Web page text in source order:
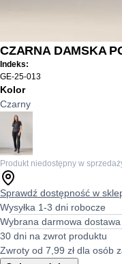
CZARNA DAMSKA
Indeks:
GE-25-013
Kolor
Czarny
Produkt niedostępny w
Sprawdź dostępność w
Wysyłka 1-3 dni robocze
Wybrana darmowa dostawa
30 dni na zwrot produktu
Zwroty od 7,99 zł dla osób